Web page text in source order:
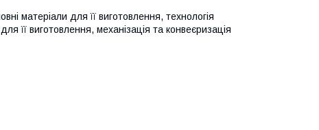
матеріали для її виготовлення, технологія
її виготовлення, механізація та конвеєризація